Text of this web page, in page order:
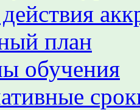
план
обучения